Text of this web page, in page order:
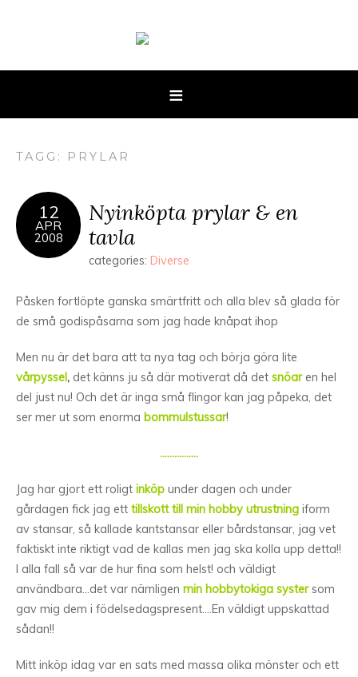
TAGG: PRYLAR
12
APR
2008
Nyinköpta prylar & en
tavla
categories: Diverse
Påsken fortlöpte ganska smärtfritt och alla blev så glada för
de små godispåsarna som jag hade knåpat ihop
Men nu är det bara att ta nya tag och börja göra lite
vårpyssel, det känns ju så där motiverat då det snöar en hel
del just nu! Och det är inga små flingor kan jag påpeka, det
ser mer ut som enorma bommulstussar!
…………….
Jag har gjort ett roligt inköp under dagen och under
gårdagen fick jag ett tillskott till min hobby utrustning iform
av stansar, så kallade kantstansar eller bårdstansar, jag vet
faktiskt inte riktigt vad de kallas men jag ska kolla upp detta!!
I alla fall så var de hur fina som helst! och väldigt
användbara…det var nämligen min hobbytokiga systersom
gav mig dem i födelsedagspresent….En väldigt uppskattad
sådan!!
Mitt inköp idag var en sats med massa olika mönster och ett